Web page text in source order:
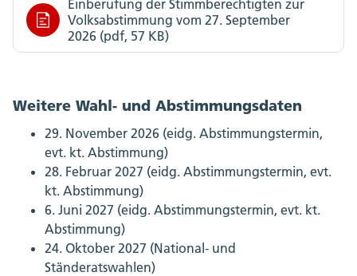
Einberufung der Stimmberechtigten zur
Volksabstimmung vom 27. September
2026 (pdf, 57 KB)
Weitere Wahl- und Abstimmungsdaten
29. November 2026 (eidg. Abstimmungstermin,
evt. kt. Abstimmung)
28. Februar 2027 (eidg. Abstimmungstermin, evt.
kt. Abstimmung)
6. Juni 2027 (eidg. Abstimmungstermin, evt. kt.
Abstimmung)
24. Oktober 2027 (National- und
Ständeratswahlen)